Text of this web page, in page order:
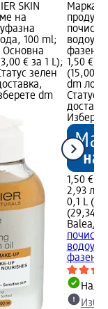
SKIN
на
100 ml;
Основна
€ за 1 L);
зелен
dm
Марка:
фазен,
1,50 €;
(15,00 €
dm
Статус
1,50 €
2,93 лв.
0,1 L
(29,34
Balea
фазен,